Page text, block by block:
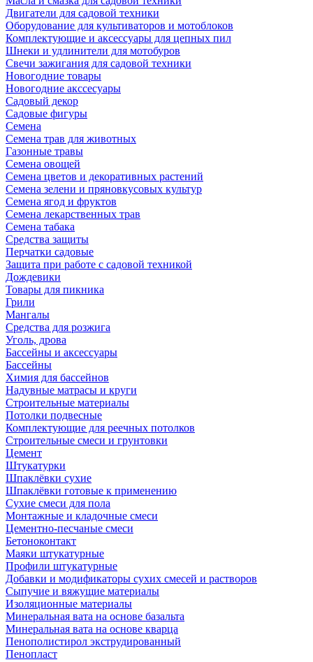
Двигатели для садовой техники
Оборудование для культиваторов и мотоблоков
Комплектующие и аксессуары для цепных пил
Шнеки и удлинители для мотобуров
Свечи зажигания для садовой техники
Новогодние товары
Новогодние акссесуары
Садовый декор
Садовые фигуры
Семена
Семена трав для животных
Газонные травы
Семена овощей
Семена цветов и декоративных растений
Семена зелени и пряновкусовых культур
Семена ягод и фруктов
Семена лекарственных трав
Семена табака
Средства защиты
Перчатки садовые
Защита при работе с садовой техникой
Дождевики
Товары для пикника
Грили
Мангалы
Средства для розжига
Уголь, дрова
Бассейны и аксессуары
Бассейны
Химия для бассейнов
Надувные матрасы и круги
Строительные материалы
Потолки подвесные
Комплектующие для реечных потолков
Строительные смеси и грунтовки
Цемент
Штукатурки
Шпаклёвки сухие
Шпаклёвки готовые к применению
Сухие смеси для пола
Монтажные и кладочные смеси
Цементно-песчаные смеси
Бетоноконтакт
Маяки штукатурные
Профили штукатурные
Добавки и модификаторы сухих смесей и растворов
Сыпучие и вяжущие материалы
Изоляционные материалы
Минеральная вата на основе базальта
Минеральная вата на основе кварца
Пенополистирол экструдированный
Пенопласт